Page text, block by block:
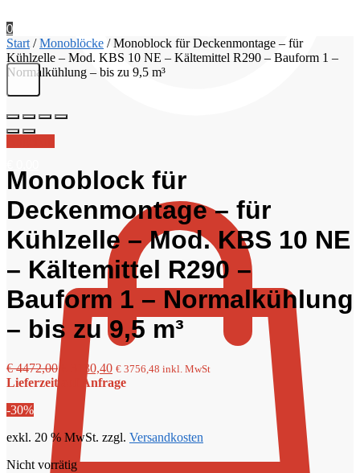
0
Start /Monoblöcke /Monoblock für Deckenmontage – für
Kühlzelle – Mod. KBS 10 NE – Kältemittel R290 – Bauform 1 –
Normalkühlung – bis zu 9,5 m³
Monoblock für
Deckenmontage – für
Kühlzelle – Mod. KBS 10 NE
– Kältemittel R290 –
Bauform 1 – Normalkühlung
– bis zu 9,5 m³
€4472,00
Ursprünglicher
€ 4472,00
3130,40Aktueller
Preis
€ 3756,48 inkl. MwSt
Lieferzeit auf Anfrage
-30%
exkl. 20 % MwSt. zzgl. Versandkosten
Nicht vorrätig